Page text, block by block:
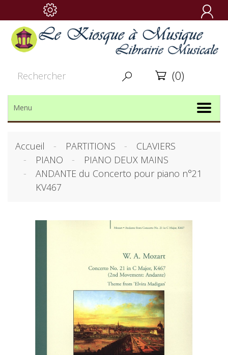

  (0)
Menu
Accueil PARTITIONS
CLAVIERS
PIANO
PIANO DEUX MAINS
ANDANTE du Concerto pour piano n°21
KV467